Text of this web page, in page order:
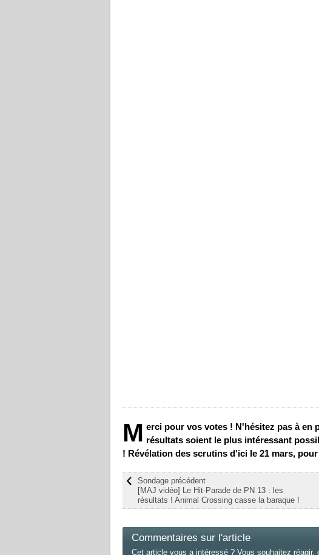
M erci pour vos votes ! N'hésitez pas à en
résultats soient le plus intéressant
! Révélation des scrutins d'ici le 21 mars,
Sondage précédent
[MAJ vidéo] Le Hit-Parade de PN 13 : les
résultats ! Animal Crossing casse la baraque !
Commentaires sur l'article
Cet article vous a intéressé ? Vous souhaitez